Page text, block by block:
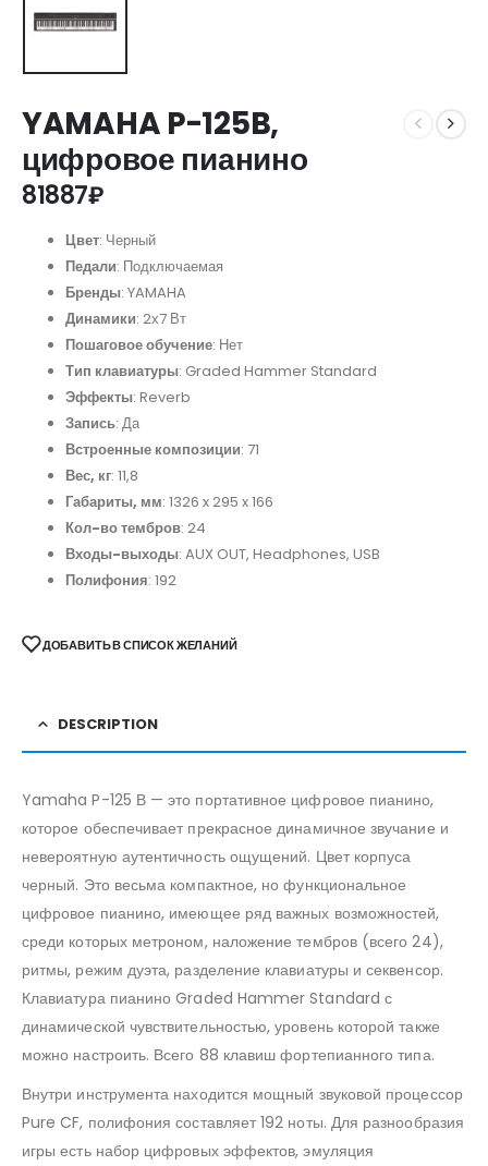
YAMAHA P-125B,
цифровое пианино
81887₽
Цвет: Черный
Педали: Подключаемая
Бренды: YAMAHA
Динамики: 2х7 Вт
Пошаговое обучение: Нет
Тип клавиатуры: Graded Hammer Standard
Эффекты: Reverb
Запись: Да
Встроенные композиции: 71
Вес, кг: 11,8
Габариты, мм: 1326 x 295 x 166
Кол-во тембров: 24
Входы-выходы: AUX OUT, Headphones, USB
Полифония: 192
ДОБАВИТЬ В СПИСОК ЖЕЛАНИЙ
DESCRIPTION
Yamaha P-125 В — это портативное цифровое пианино,
которое обеспечивает прекрасное динамичное звучание и
невероятную аутентичность ощущений. Цвет корпуса
черный. Это весьма компактное, но функциональное
цифровое пианино, имеющее ряд важных возможностей,
среди которых метроном, наложение тембров (всего 24),
ритмы, режим дуэта, разделение клавиатуры и секвенсор.
Клавиатура пианино Graded Hammer Standard с
динамической чувствительностью, уровень которой также
можно настроить. Всего 88 клавиш фортепианного типа.
Внутри инструмента находится мощный звуковой процессор
Pure CF, полифония составляет 192 ноты. Для разнообразия
игры есть набор цифровых эффектов, эмуляция